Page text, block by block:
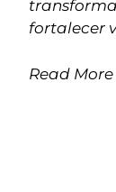
fortalecer
Read More